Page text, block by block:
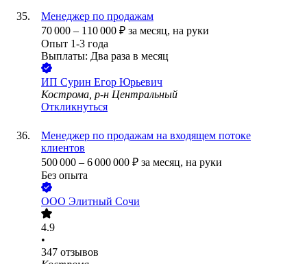
Менеджер по продажам
70 000 – 110 000 ₽ за месяц, на руки
Опыт 1-3 года
Выплаты: Два раза в месяц
ИП Сурин Егор Юрьевич
Кострома, р-н Центральный
Откликнуться
Менеджер по продажам на входящем потоке
клиентов
500 000 – 6 000 000 ₽ за месяц, на руки
Без опыта
ООО Элитный Сочи
4.9
•
347 отзывов